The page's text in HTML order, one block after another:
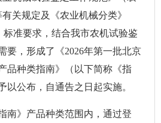
关规定及《农业机械分类》
标准要求，结合我市农机试验鉴
要，形成了《2026年第一批北京
品种类指南》（以下简称《指
以公布，自通告之日起实施。
》产品种类范围内，通过登